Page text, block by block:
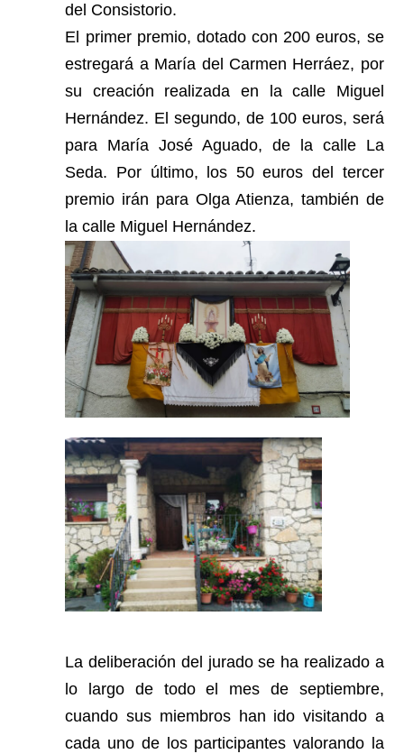
del Consistorio.
El primer premio, dotado con 200 euros, se
estregará a María del Carmen Herráez, por
su creación realizada en la calle Miguel
Hernández. El segundo, de 100 euros, será
para María José Aguado, de la calle La
Seda. Por último, los 50 euros del tercer
premio irán para Olga Atienza, también de
la calle Miguel Hernández.
La deliberación del jurado se ha realizado a
lo largo de todo el mes de septiembre,
cuando sus miembros han ido visitando a
cada uno de los participantes valorando la